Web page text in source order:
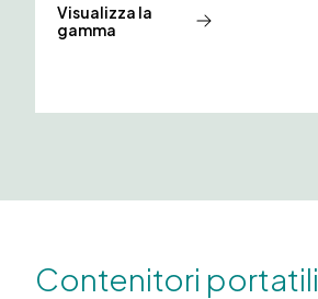
Visualizza la
gamma
Contenitori portatili